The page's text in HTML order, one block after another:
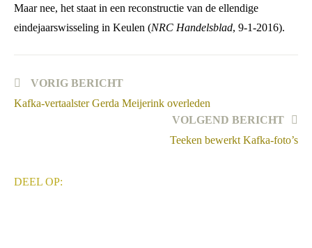
Maar nee, het staat in een reconstructie van de ellendige
eindejaarswisseling in Keulen (NRC Handelsblad, 9-1-2016).
Lees
artikelen
VORIG BERICHT
Kafka-vertaalster Gerda Meijerink overleden
VOLGEND BERICHT
Teeken bewerkt Kafka-foto’s